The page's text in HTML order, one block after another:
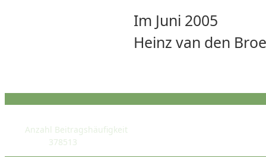
Im Juni 2005
Heinz van den
STATISTIK
Anzahl Beitragshäufigkeit
378513